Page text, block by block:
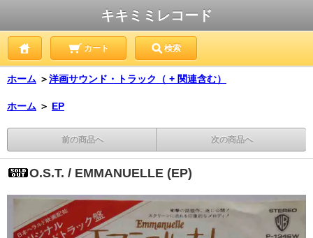
キキミミレコード
カート 検索
ホーム ＞洋画サウンド・トラック（ + 関連含む）
ホーム ＞ EP
前の商品へ 次の商品へ
O.S.T. / EMMANUELLE (EP)